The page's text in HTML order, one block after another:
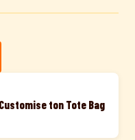
ton Tote Bag